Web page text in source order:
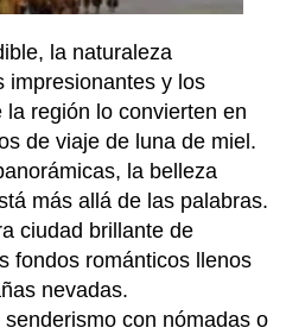
la naturaleza
impresionantes y los
región lo convierten en
de viaje de luna de miel.
la belleza
más allá de las palabras.
ciudad brillante de
fondos románticos llenos
nevadas.
con nómadas o